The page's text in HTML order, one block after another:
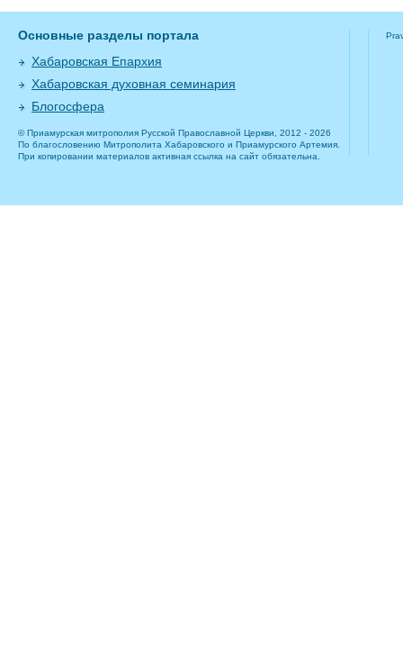
Основные разделы портала
Хабаровская Епархия
Хабаровская духовная семинария
Блогосфера
© Приамурская митрополия Русской Православной Церкви, 2012 - 2026
По благословению Митрополита Хабаровского и Приамурского Артемия.
При копировании материалов активная ссылка на сайт обязательна.